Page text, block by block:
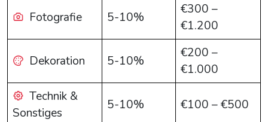
Fotografie 5-10%
€300 –
€1.200
Dekoration 5-10%
€200 –
€1.000
Technik &
Sonstiges
5-10% €100 – €500